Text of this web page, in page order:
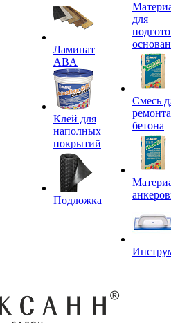
Ламинат
ABA
Клей для
наполных
покрытий
Подложка
для
Смесь
ремонта
бетона